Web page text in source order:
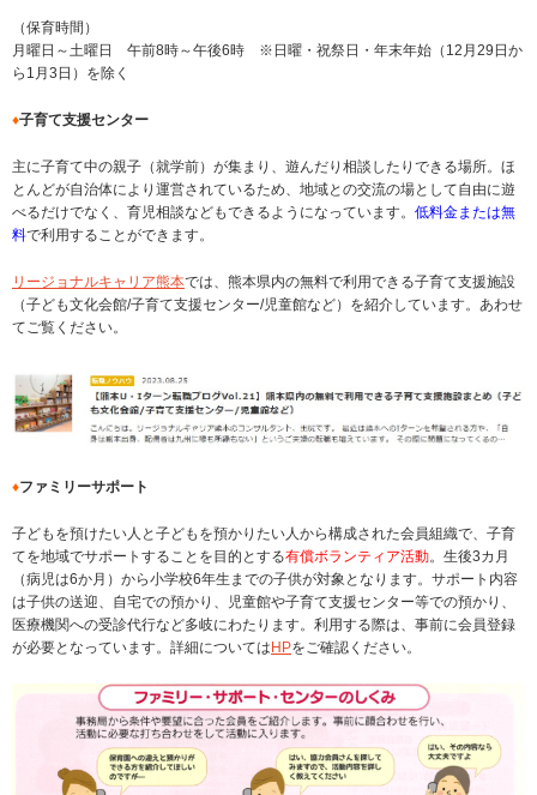
（保育時間）
月曜日～土曜日 午前8時～午後6時 ※日曜・祝祭日・年末年始（12月29日か
ら1月3日）を除く
♦子育て支援センター
主に子育て中の親子（就学前）が集まり、遊んだり相談したりできる場所。ほ
とんどが自治体により運営されているため、地域との交流の場として自由に遊
べるだけでなく、育児相談などもできるようになっています。 低料金または無
料で利用することができます。
リージョナルキャリア熊本では、熊本県内の無料で利用できる子育て支援施設
（子ども文化会館/子育て支援センター/児童館など）を紹介しています。あわせ
てご覧ください。
♦ファミリーサポート
子どもを預けたい人と子どもを預かりたい人から構成された会員組織で、子育
てを地域でサポートすることを目的とする有償ボランティア活動。生後3カ月
（病児は6か月）から小学校6年生までの子供が対象となります。サポート内容
は子供の送迎、自宅での預かり、児童館や子育て支援センター等での預かり、
医療機関への受診代行など多岐にわたります。利用する際は、事前に会員登録
が必要となっています。詳細についてはHPをご確認ください。